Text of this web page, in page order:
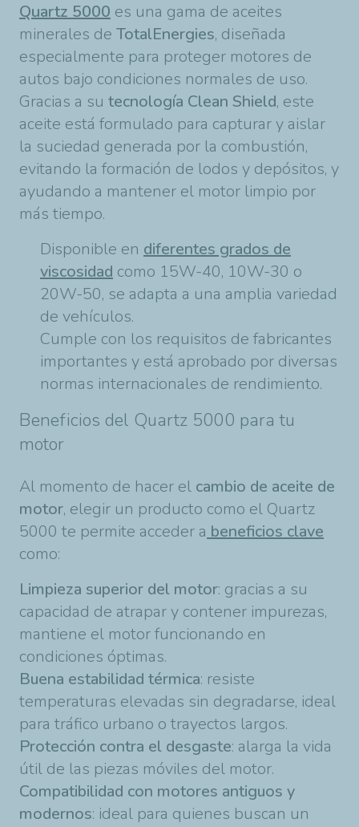
Quartz 5000 es una gama de aceites
minerales de TotalEnergies, diseñada
especialmente para proteger motores de
autos bajo condiciones normales de uso.
Gracias a su tecnología Clean Shield, este
aceite está formulado para capturar y aislar
la suciedad generada por la combustión,
evitando la formación de lodos y depósitos, y
ayudando a mantener el motor limpio por
más tiempo.
Disponible en diferentes grados de
viscosidad como 15W-40, 10W-30 o
20W-50, se adapta a una amplia variedad
de vehículos.
Cumple con los requisitos de fabricantes
importantes y está aprobado por diversas
normas internacionales de rendimiento.
Beneficios del Quartz 5000 para tu
motor
Al momento de hacer el cambio de aceite de
motor, elegir un producto como el Quartz
5000 te permite acceder a beneficios clave
como:
Limpieza superior del motor: gracias a su
capacidad de atrapar y contener impurezas,
mantiene el motor funcionando en
condiciones óptimas.
Buena estabilidad térmica: resiste
temperaturas elevadas sin degradarse, ideal
para tráfico urbano o trayectos largos.
Protección contra el desgaste: alarga la vida
útil de las piezas móviles del motor.
Compatibilidad con motores antiguos y
modernos: ideal para quienes buscan un